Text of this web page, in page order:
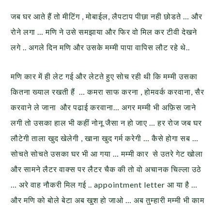
जब घर आते हैं तो मीटिंग , मोबाईल, लैपटाप पीछा नही छोडते … और
रोने लगा … मणि ने उसे समझाया और फिर वो मिल कर टीवी देखने
लगे .. अगले दिन मणि और उसके मम्मी पापा वापिस लौट रहे थे..
मणि कार में ही लेट गई और लेटते हुए सोच रही थी कि मम्मी उसका
कितना ख्याल रखती हैं … कमरा साफ करना , होमवर्क करवाना, सैर
करवाने ले जाना और पढाई करवाना… अगर मम्मी भी अफ़िस जाने
लगी तो उसका हाल भी कहीं नोनू जैसा न हो जाए … हर रोज जब घर
लौटेगी ताला खुद खेलेगी , खाना खुद गर्म करेगी … कैसे होगा सब …
सोचते सोचते उसका घर भी आ गया … मम्मी कार से उतरे गेट खोला
और सामने लैटर वाक्स पर लैटर चैक की तो वो अचानक चिल्ला उठे
… अरे वाह नौकरी मिल गई .. appointment letter आ या है …
और मणि को बोले बेटा अब खुश हो जाओ … अब तुम्हारी मम्मी भी काम